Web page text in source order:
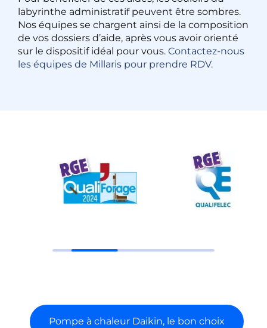
labyrinthe administratif peuvent être sombres.
Nos équipes se chargent ainsi de la composition
de vos dossiers d’aide, après vous avoir orienté
sur le dispositif idéal pour vous. Contactez-nous
les équipes de Millaris pour prendre RDV.
Pompe à chaleur Daikin, le bon choix